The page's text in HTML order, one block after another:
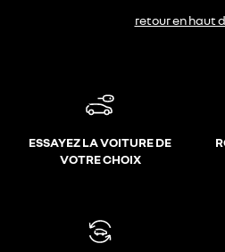
retour en haut
ESSAYEZ LA VOITURE DE
VOTRE CHOIX